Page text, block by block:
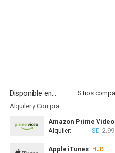
Disponible en...
Alquiler y Compra
Amazon Prime Video
Alquiler: SD
Apple iTunes HDR